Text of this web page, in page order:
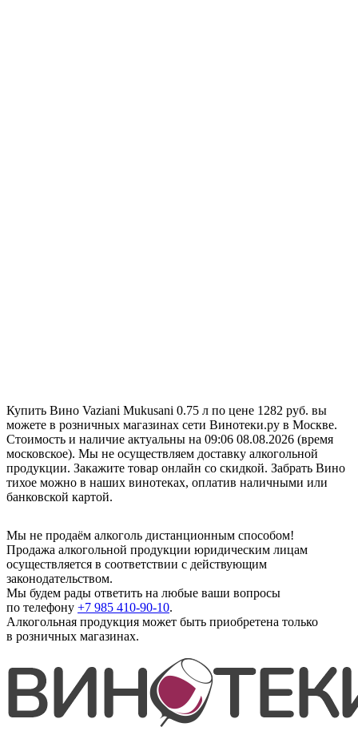
Купить Вино Vaziani Mukusani 0.75 л по цене 1282 руб. вы
можете в розничных магазинах сети Винотеки.ру в Москве.
Стоимость и наличие актуальны на 09:06 08.08.2026 (время
московское). Мы не осуществляем доставку алкогольной
продукции. Закажите товар онлайн со скидкой. Забрать Вино
тихое можно в наших винотеках, оплатив наличными или
банковской картой.
Мы не продаём алкоголь дистанционным способом!
Продажа алкогольной продукции юридическим лицам
осуществляется в соответствии с действующим
законодательством.
Мы будем рады ответить на любые ваши вопросы
по телефону +7 985 410-90-10.
Алкогольная продукция может быть приобретена только
в розничных магазинах.